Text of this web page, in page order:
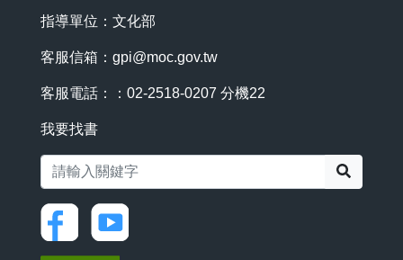
指導單位：文化部
客服信箱： gpi@moc.gov.tw
客服電話：：02-2518-0207 分機22
我要找書